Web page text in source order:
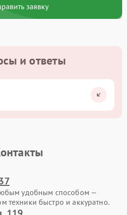
заявку
и ответы
удобным способом —
техники быстро и аккуратно.